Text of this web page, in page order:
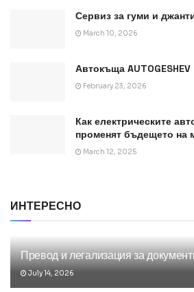
Сервиз за гуми и
March 10, 2026
Автокъща AUTOGESHEV
February 23, 2026
Как електрическите
променят бъдещето на
March 12, 2025
ИНТЕРЕСНО
Превод и легализация за
July 14, 2026